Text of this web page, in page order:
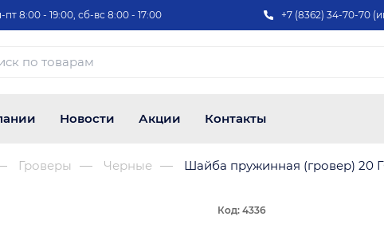
пт 8:00 - 19:00, сб-вс 8:00 - 17:00 +7 (8362) 34-70-70
Новости Акции Контакты
Гроверы Черные Шайба пружинная (гровер) 20
Код: 4336